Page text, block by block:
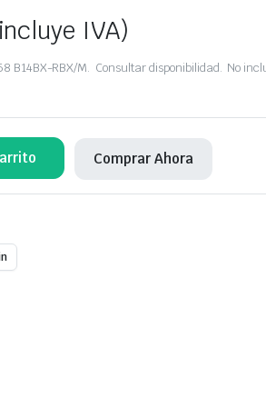
IVA)
B14BX-RBX/M. Consultar disponibilidad. No
Comprar Ahora